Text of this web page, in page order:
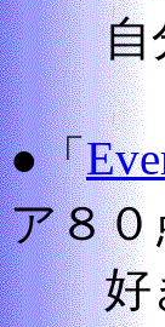
自分
●「
ア８０
好き